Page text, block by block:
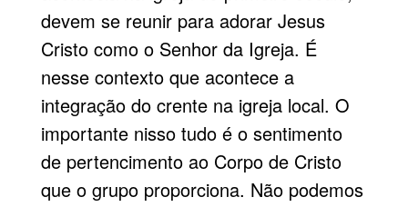
devem se reunir para adorar Jesus
Cristo como o Senhor da Igreja. É
nesse contexto que acontece a
integração do crente na igreja local. O
importante nisso tudo é o sentimento
de pertencimento ao Corpo de Cristo
que o grupo proporciona. Não podemos